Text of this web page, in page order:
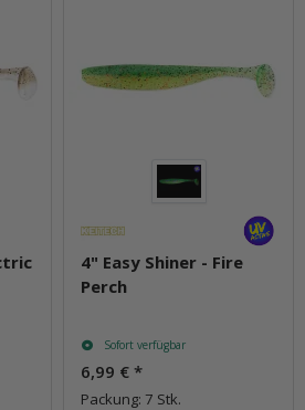
4" Easy Shiner - Fire
Perch
Sofort verfügbar
6,99 € *
Packung: 7 Stk.